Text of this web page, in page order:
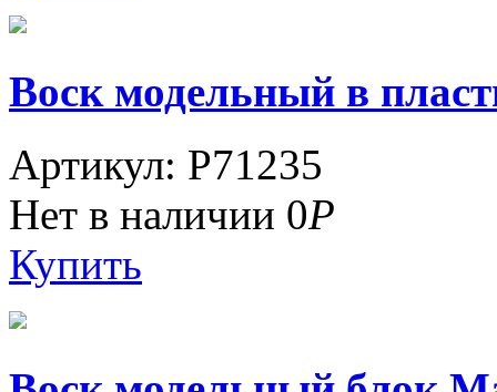
Воск модельный в
Артикул: P71235
Нет в наличии 0Р
Купить